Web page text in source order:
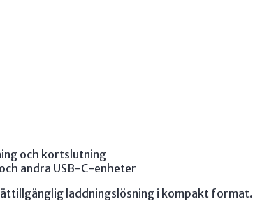
och kortslutning
andra USB-C-enheter
laddningslösning i kompakt format.